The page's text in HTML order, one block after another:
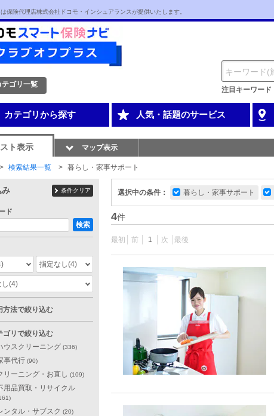
保険代理店株式会社ドコモ・インシュアランスが提供いたします。
テゴリ一覧
注目キーワード
カテゴリから探す 人気・話題のサービス
ト表示 マップ表示
検索結果一覧 暮らし・家事サポート
選択中の条件： 暮らし・家事サポート
4件
最初 前 1 次 最後
み 条件クリア
ド
検索
指定なし(4)
(4)
方法で絞り込む
ゴリで絞り込む
ウスクリーニング (336)
事代行 (90)
リーニング・お直し (109)
用品買取・リサイクル
ンタル・サブスク (20)